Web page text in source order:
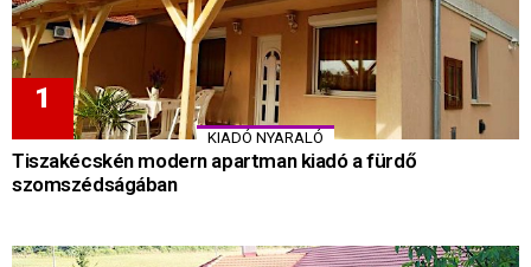
KIADÓ NYARALÓ
Tiszakécskén modern apartman kiadó a fürdő
szomszédságában